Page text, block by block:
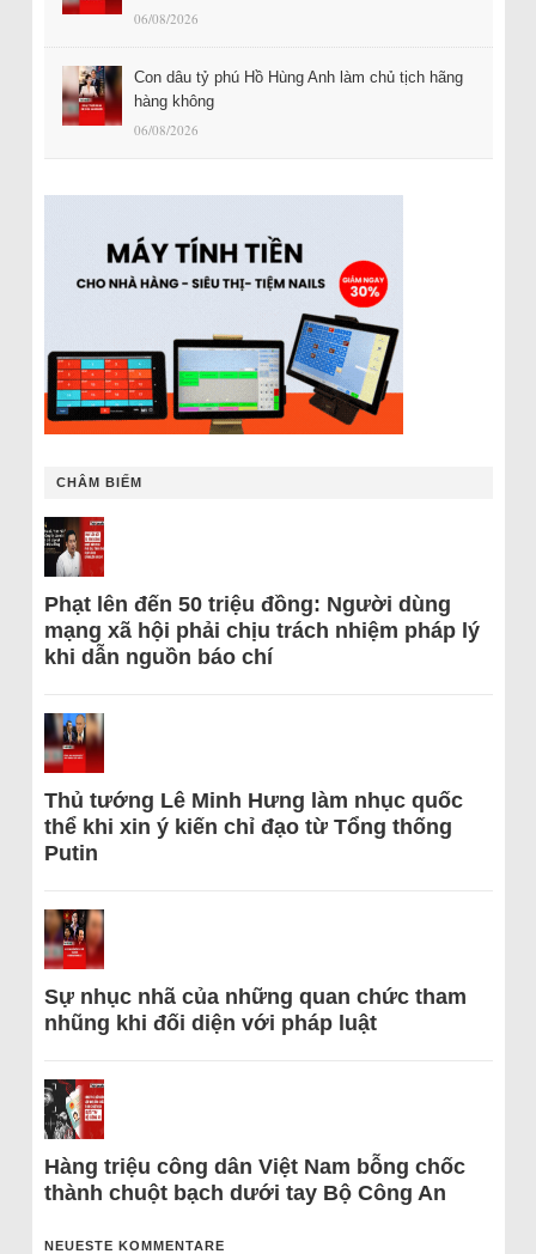
06/08/2026
Con dâu tỷ phú Hồ Hùng Anh làm chủ tịch hãng
hàng không
06/08/2026
CHÂM BIẾM
Phạt lên đến 50 triệu đồng: Người dùng
mạng xã hội phải chịu trách nhiệm pháp lý
khi dẫn nguồn báo chí
Thủ tướng Lê Minh Hưng làm nhục quốc
thể khi xin ý kiến chỉ đạo từ Tổng thống
Putin
Sự nhục nhã của những quan chức tham
nhũng khi đối diện với pháp luật
Hàng triệu công dân Việt Nam bỗng chốc
thành chuột bạch dưới tay Bộ Công An
NEUESTE KOMMENTARE